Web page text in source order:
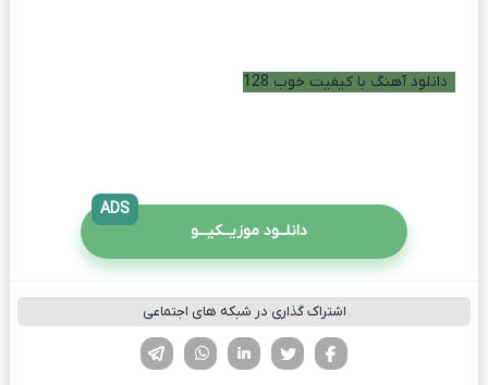
دانلود آهنگ با کیفیت خوب 128
دانلــود موزیــکیـــو
ADS
اشتراک گذاری در شبکه های اجتماعی
لینکدین تویتر
فیسوک